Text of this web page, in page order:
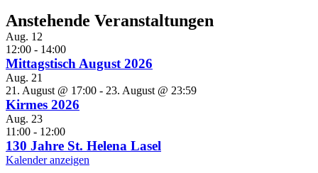
Anstehende Veranstaltungen
Aug. 12
12:00 - 14:00
Mittagstisch August 2026
Aug. 21
21. August @ 17:00 - 23. August @ 23:59
Kirmes 2026
Aug. 23
11:00 - 12:00
130 Jahre St. Helena Lasel
Kalender anzeigen